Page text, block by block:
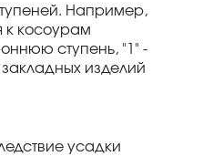
Например,
к косоурам
ступень, "1" -
изделий
усадки